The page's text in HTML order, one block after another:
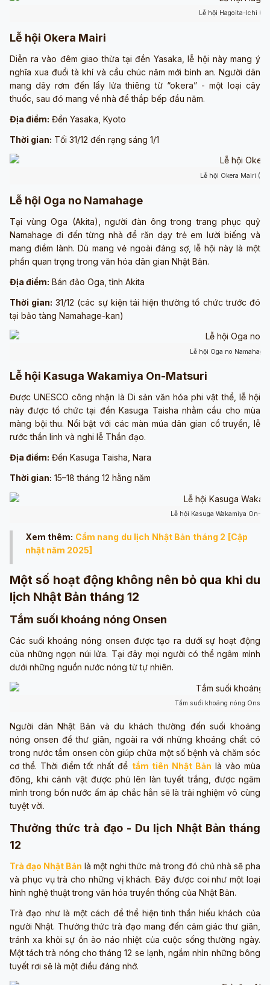
Lễ hội Hagoita-Ichi
Lễ hội Okera Mairi
Diễn ra vào đêm giao thừa tại đền Yasaka, lễ hội này mang ý
nghĩa xua đuổi tà khí và cầu chúc năm mới bình an. Người dân
mang dây rơm đến lấy lửa thiêng từ “okera” - một loại cây
thuốc, sau đó mang về nhà để thắp bếp đầu năm.
Địa điểm: Đền Yasaka, Kyoto
Thời gian: Tối 31/12 đến rạng sáng 1/1
Lễ hội Okera Mairi
Lễ hội Oga no Namahage
Tại vùng Oga (Akita), người đàn ông trong trang phục quỷ
Namahage đi đến từng nhà để răn dạy trẻ em lười biếng và
mang điềm lành. Dù mang vẻ ngoài đáng sợ, lễ hội này là một
phần quan trọng trong văn hóa dân gian Nhật Bản.
Địa điểm: Bán đảo Oga, tỉnh Akita
Thời gian: 31/12 (các sự kiện tái hiện thường tổ chức trước đó
tại bảo tàng Namahage-kan)
Lễ hội Oga no
Lễ hội Kasuga Wakamiya On-Matsuri
Được UNESCO công nhận là Di sản văn hóa phi vật thể, lễ hội
này được tổ chức tại đền Kasuga Taisha nhằm cầu cho mùa
màng bội thu. Nổi bật với các màn múa dân gian cổ truyền, lễ
rước thần linh và nghi lễ Thần đạo.
Địa điểm: Đền Kasuga Taisha, Nara
Thời gian: 15–18 tháng 12 hằng năm
Lễ hội Kasuga Wakamiya On-
Xem thêm: Cẩm nang du lịch Nhật Bản tháng 2 [Cập
nhật năm 2025]
Một số hoạt động không nên bỏ qua khi du
lịch Nhật Bản tháng 12
Tắm suối khoáng nóng Onsen
Các suối khoáng nóng onsen được tạo ra dưới sự hoạt động
của những ngọn núi lửa. Tại đây mọi người có thể ngâm mình
dưới những nguồn nước nóng từ tự nhiên.
Tắm suối khoáng nóng Onsen
Người dân Nhật Bản và du khách thường đến suối khoáng
nóng onsen để thư giãn, ngoài ra với những khoáng chất có
trong nước tắm onsen còn giúp chữa một số bệnh và chăm sóc
cơ thể. Thời điểm tốt nhất để tắm tiên Nhật Bản là vào mùa
đông, khi cảnh vật được phủ lên làn tuyết trắng, được ngâm
mình trong bồn nước ấm áp chắc hẳn sẽ là trải nghiệm vô cùng
tuyệt vời.
Thưởng thức trà đạo - Du lịch Nhật Bản tháng
12
Trà đạo Nhật Bản là một nghi thức mà trong đó chủ nhà sẽ pha
và phục vụ trà cho những vị khách. Đây được coi như một loại
hình nghệ thuật trong văn hóa truyền thống của Nhật Bản.
Trà đạo như là một cách để thể hiện tinh thần hiếu khách của
người Nhật. Thưởng thức trà đạo mang đến cảm giác thư giãn,
tránh xa khỏi sự ồn ào náo nhiệt của cuộc sống thường ngày.
Một tách trà nóng cho tháng 12 se lạnh, ngắm nhìn những bông
tuyết rơi sẽ là một điều đáng nhớ.